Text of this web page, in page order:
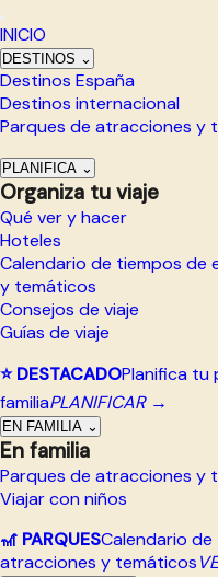
INICIO
DESTINOS ⌄
Destinos España
Destinos internacional
Parques de atracciones y
PLANIFICA ⌄
Organiza tu viaje
Qué ver y hacer
Hoteles
Calendario de tiempos de
y temáticos
Consejos de viaje
Guías de viaje
⭐ DESTACADOPlanifica tu
familiaPLANIFICAR →
EN FAMILIA ⌄
En familia
Parques de atracciones y
Viajar con niños
🎢 PARQUESCalendario
atracciones y temáticos